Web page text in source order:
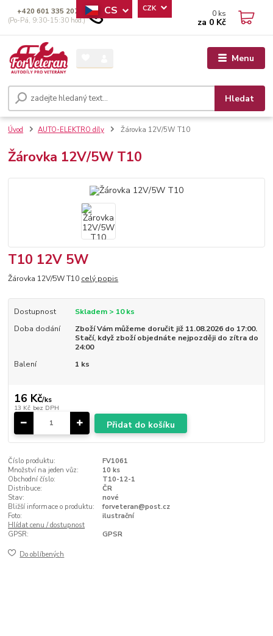
Menu
CS CZK
Hledat
+420 601 335 207
(Po-Pá, 9:30-15:30 hod.)
0 ks
za 0 Kč
Úvod AUTO-ELEKTRO díly Žárovka 12V/5W T10
Žárovka 12V/5W T10
T10 12V 5W
Žárovka 12V/5W T10 celý popis
Dostupnost
Skladem > 10 ks
Doba dodání
Zboží Vám můžeme doručit již 11.08.2026 do 17:00.
Stačí, když zboží objednáte nejpozději do zítra do
24:00
Balení
1 ks
16 Kč/ks
13 Kč bez DPH
Přidat do košíku
Číslo produktu:
FV1061
Množství na jeden vůz:
10 ks
Obchodní číslo:
T10-12-1
Distribuce:
ČR
Stav:
nové
Bližší informace o produktu:
forveteran@post.cz
Foto:
ilustrační
Hlídat cenu / dostupnost
GPSR:
GPSR
Do oblíbených